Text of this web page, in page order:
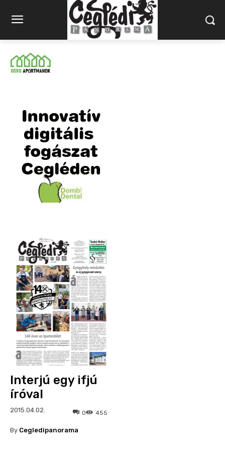
Interjú egy ifjú
íróval
2015.04.02. 455
0
By Cegledipanorama